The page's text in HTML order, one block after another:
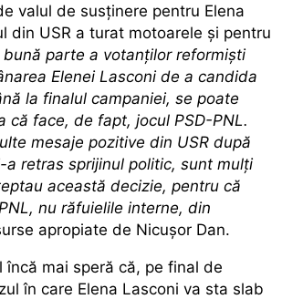
valul de susținere pentru Elena
din USR a turat motoarele și pentru
bună parte a votanților reformiști
Elenei Lasconi de a candida
la finalul campaniei, se poate
că face, de fapt, jocul PSD-PNL.
mesaje pozitive din USR după
a retras sprijinul politic, sunt mulți
această decizie, pentru că
nu răfuielile interne, din
apropiate de Nicușor Dan.
încă mai speră că, pe final de
în care Elena Lasconi va sta slab